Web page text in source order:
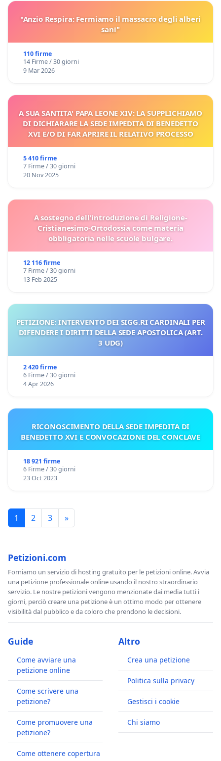
"Anzio Respira: Fermiamo il massacro degli alberi
sani"
110 firme
14 Firme / 30 giorni
9 Mar 2026
A SUA SANTITA' PAPA LEONE XIV: LA SUPPLICHIAMO
DI DICHIARARE LA SEDE IMPEDITA DI BENEDETTO
XVI E/O DI FAR APRIRE IL RELATIVO PROCESSO
5 410 firme
7 Firme / 30 giorni
20 Nov 2025
A sostegno dell'introduzione di Religione-
Cristianesimo-Ortodossia come materia
obbligatoria nelle scuole bulgare.
12 116 firme
7 Firme / 30 giorni
13 Feb 2025
PETIZIONE: INTERVENTO DEI SIGG.RI CARDINALI PER
DIFENDERE I DIRITTI DELLA SEDE APOSTOLICA (ART.
3 UDG)
2 420 firme
6 Firme / 30 giorni
4 Apr 2026
RICONOSCIMENTO DELLA SEDE IMPEDITA DI
BENEDETTO XVI E CONVOCAZIONE DEL CONCLAVE
18 921 firme
6 Firme / 30 giorni
23 Oct 2023
1 2 3 »
Petizioni.com
Forniamo un servizio di hosting gratuito per le petizioni online. Avvia
una petizione professionale online usando il nostro straordinario
servizio. Le nostre petizioni vengono menzionate dai media tutti i
giorni, perciò creare una petizione è un ottimo modo per ottenere
visibilità dal pubblico e da coloro che prendono le decisioni.
Guide
Come avviare una
petizione online
Come scrivere una
petizione?
Come promuovere una
petizione?
Come ottenere copertura
Altro
Crea una petizione
Politica sulla privacy
Gestisci i cookie
Chi siamo